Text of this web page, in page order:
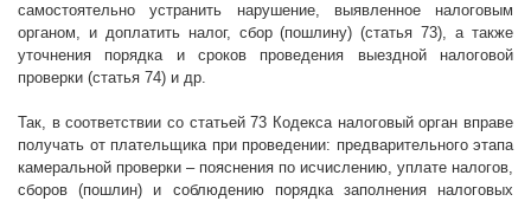
самостоятельно устранить нарушение, выявленное налоговым
органом, и доплатить налог, сбор (пошлину) (статья 73), а также
уточнения порядка и сроков проведения выездной налоговой
проверки (статья 74) и др.
Так, в соответствии со статьей 73 Кодекса налоговый орган вправе
получать от плательщика при проведении: предварительного этапа
камеральной проверки – пояснения по исчислению, уплате налогов,
сборов (пошлин) и соблюдению порядка заполнения налоговых